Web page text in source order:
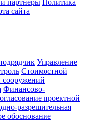
партнеры Политика
сайта
Управление
Стоимостной
сооружений
Финансово-
проектной
разрешительная
обоснование